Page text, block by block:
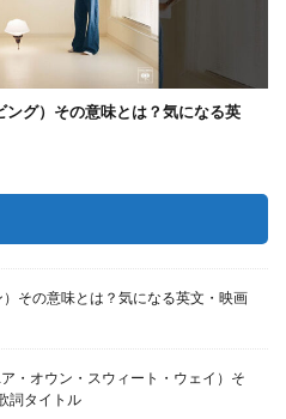
グ）その意味とは？気になる英
その意味とは？気になる英文・映画
・オウン・スウィート・ウェイ）そ
詞タイトル